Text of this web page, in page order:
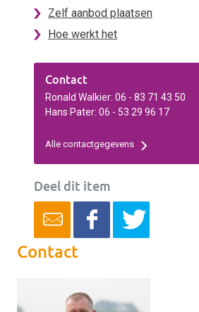
Zelf aanbod plaatsen
Hoe werkt het
Contact
Ronald Walkier: 06 - 83 71 43 50
Hans Pater: 06 - 53 29 96 17
Alle contactgegevens
Deel dit item
Contact